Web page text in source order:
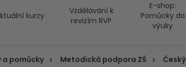
kurzy
Vzdělávání k
revizím RVP
E-shop:
Pomůcky do
výuky
a pomůcky Metodická podpora ZŠ